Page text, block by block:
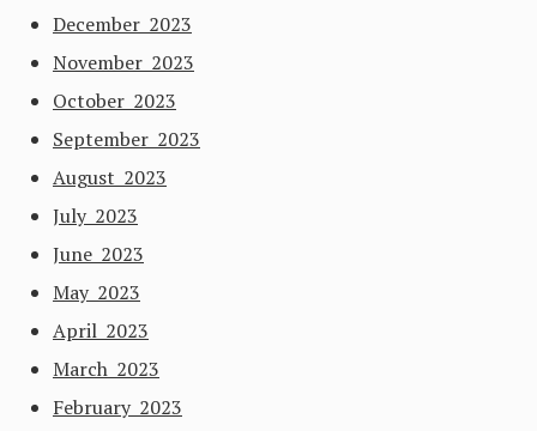
December 2023
November 2023
October 2023
September 2023
August 2023
July 2023
June 2023
May 2023
April 2023
March 2023
February 2023